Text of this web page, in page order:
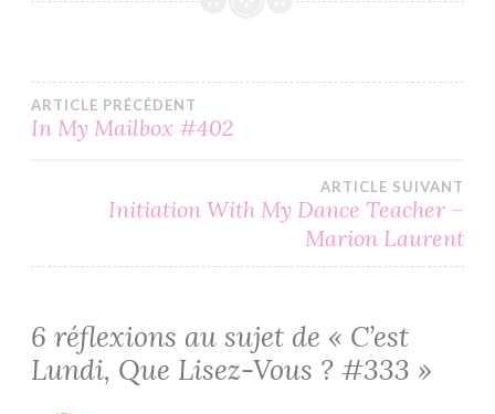
Navigation
l’article
ARTICLE PRÉCÉDENT
In My Mailbox #402
ARTICLE SUIVANT
Initiation With My Dance Teacher –
Marion Laurent
6 réflexions au sujet de « C’est
Lundi, Que Lisez-Vous ? #333 »